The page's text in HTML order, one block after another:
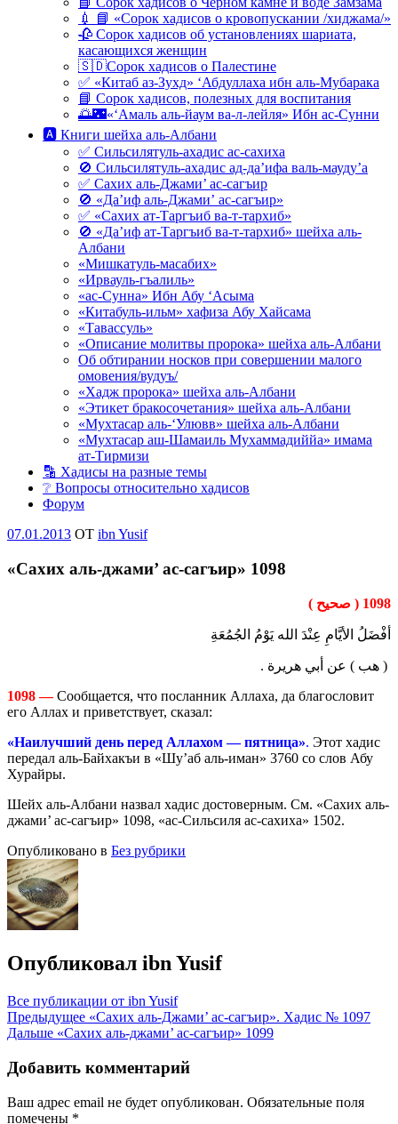
💉 📘 «Сорок хадисов о кровопускании /хиджама/»
🥀 Сорок хадисов об установлениях шариата,
касающихся женщин
🇸🇩Сорок хадисов о Палестине
✅ «Китаб аз-Зухд» ‘Абдуллаха ибн аль-Мубарака
📘 Сорок хадисов, полезных для воспитания
🌅🌃«‘Амаль аль-йаум ва-л-лейля» Ибн ас-Сунни
🅰 Книги шейха аль-Албани
✅ Сильсилятуль-ахадис ас-сахиха
🚫 Сильсилятуль-ахадис ад-да’ифа валь-мауду’а
✅ Сахих аль-Джами’ ас-сагъир
🚫 «Да’иф аль-Джами’ ас-сагъир»
✅ «Сахих ат-Таргъиб ва-т-тархиб»
🚫 «Да’иф ат-Таргъиб ва-т-тархиб» шейха аль-
Албани
«Мишкатуль-масабих»
«Ирвауль-гъалиль»
«ас-Сунна» Ибн Абу ‘Асыма
«Китабуль-ильм» хафиза Абу Хайсама
«Тавассуль»
«Описание молитвы пророка» шейха аль-Албани
Об обтирании носков при совершении малого
омовения/вудуъ/
«Хадж пророка» шейха аль-Албани
«Этикет бракосочетания» шейха аль-Албани
«Мухтасар аль-‘Улювв» шейха аль-Албани
«Мухтасар аш-Шамаиль Мухаммадиййа» имама
ат-Тирмизи
🔡 Хадисы на разные темы
❔ Вопросы относительно хадисов
Форум
Опубликовано
07.01.2013 OT ibn Yusif
«Сахих аль-джами’ ас-сагъир» 1098
1098 ( صحيح )
أفْضَلُ الأيَّامِ عِنْدَ الله يَوْمُ الجُمُعَةِ
( هب ) عن أبي هريرة .
1098 —Сообщается, что посланник Аллаха, да благословит
его Аллах и приветствует, сказал:
«Наилучший день перед Аллахом — пятница». Этот хадис
передал аль-Байхакъи в «Шу’аб аль-иман» 3760 со слов Абу
Хурайры.
Шейх аль-Албани назвал хадис достоверным. См. «Сахих аль-
джами’ ас-сагъир» 1098, «ас-Сильсиля ас-сахиха» 1502.
Опубликовано в Без рубрики
Опубликовал ibn Yusif
Все публикации от ibn Yusif
Навигация
по
записям
Предыдущее «Сахих аль-Джами’ ас-сагъир». Хадис № 1097
Дальше «Сахих аль-джами’ ас-сагъир» 1099
Добавить комментарий
Ваш адрес email не будет опубликован. Обязательные поля
помечены *